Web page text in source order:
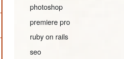
photoshop
premiere pro
ruby on rails
seo